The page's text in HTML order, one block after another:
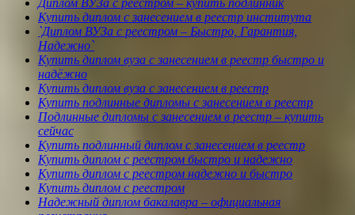
Купить диплом с занесением в реестр института
`Диплом ВУЗа с реестром – Быстро, Гарантия,
Надежно`
Купить диплом вуза с занесением в реестр быстро и
надёжно
Купить диплом вуза с занесением в реестр
Купить подлинные дипломы с занесением в реестр
Подлинные дипломы с занесением в реестр – купить
сейчас
Купить подлинный диплом с занесением в реестр
Купить диплом с реестром быстро и надежно
Купить диплом с реестром надежно и быстро
Купить диплом с реестром
Надежный диплом бакалавра – официальная